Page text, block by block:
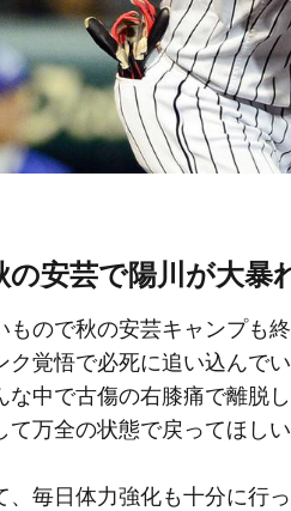
の安芸で陽川が大暴
もので秋の安芸キャンプも
ク覚悟で必死に追い込んでい
な中で古傷の右膝痛で離脱
て万全の状態で戻ってほしい
、毎日体力強化も十分に行